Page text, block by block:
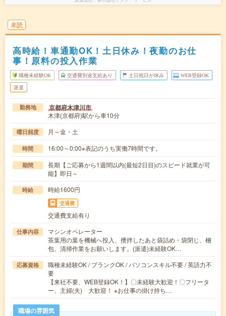
未読
高時給！車通勤OK！土日休み！夜勤のお仕
事！原料の投入作業
職種未経験OK 交通費別途支給あり 土日祝日が休み WEB登録OK
派遣
勤務地 京都府木津川市
木津(京都府)駅から車10分
曜日頻度 月～金・土
時間 16:00～0:00※表記のうち実働7時間です。
期間
長期【ご応募から1週間以内(最短2日目)のスピード就業が可
能】即日～
時給 時給1600円
交通費
交通費支給有り
仕事内容
マシンオペレーター
茶葉用の葉を機械へ投入、攪拌したあと袋詰め・袋閉じ、梱
包、清掃作業をお願いします。(派遣)未経験OK…
応募資格
職種未経験OK / ブランクOK / パソコンスキル不要 / 英語力不
要
【来社不要、WEB登録OK！】〇未経験大歓迎！〇フリータ
ー、主婦(夫) 大歓迎！ ※お仕事の掛け持ち…
職場の雰囲気